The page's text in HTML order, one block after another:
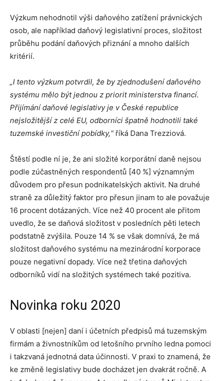
Výzkum nehodnotil výši daňového zatížení právnických
osob, ale například daňový legislativní proces, složitost
průběhu podání daňových přiznání a mnoho dalších
kritérií.
„I tento výzkum potvrdil, že by zjednodušení daňového
systému mělo být jednou z priorit ministerstva financí.
Přijímání daňové legislativy je v České republice
nejsložitější z celé EU, odborníci špatně hodnotili také
tuzemské investiční pobídky,“říká Dana Trezziová.
Štěstí podle ní je, že ani složité korporátní daně nejsou
podle zúčastněných respondentů [40 %] významným
důvodem pro přesun podnikatelských aktivit. Na druhé
straně za důležitý faktor pro přesun jinam to ale považuje
16 procent dotázaných. Více než 40 procent ale přitom
uvedlo, že se daňová složitost v posledních pěti letech
podstatně zvýšila. Pouze 14 % se však domnívá, že má
složitost daňového systému na mezinárodní korporace
pouze negativní dopady. Více než třetina daňových
odborníků vidí na složitých systémech také pozitiva.
Novinka roku 2020
V oblasti [nejen] daní i účetních předpisů má tuzemským
firmám a živnostníkům od letošního prvního ledna pomoci
i takzvaná jednotná data účinnosti. V praxi to znamená, že
ke změně legislativy bude docházet jen dvakrát ročně. A